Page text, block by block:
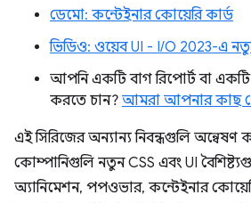
ডেমো: কন্টেইনার কোয়েরি কার্ড
ভিডিও: ওয়েব UI - I/O 2023-এ
আপনি একটি বাগ রিপোর্ট বা
করতে চান? আমরা আপনার কাছ
এই সিরিজের অন্যান্য নিবন্ধগুলি
কোম্পানিগুলি নতুন CSS এবং UI
অ্যানিমেশন, পপওভার, কন্টেইনার